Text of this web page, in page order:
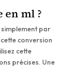
en ml ?
simplement par
conversion
cette
précises. Une